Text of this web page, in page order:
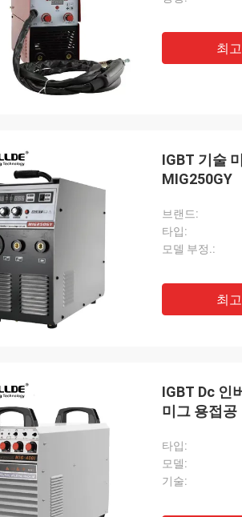
최
IGBT 기술
MIG250GY
브랜드:
타입:
모델 부정.:
최
IGBT Dc 인
미그 용접공
타입:
모델:
기술: